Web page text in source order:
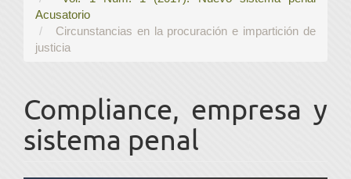
Acusatorio
Circunstancias en la procuración e impartición de
justicia
Compliance, empresa y
sistema penal